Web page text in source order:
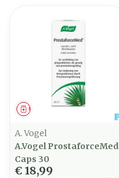
Geneesmiddel
A. Vogel
A.Vogel ProstaforceMed
Caps 30
€ 18,99